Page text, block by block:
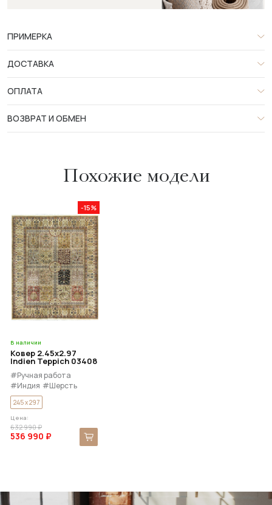
ПРИМЕРКА
ДОСТАВКА
ОПЛАТА
ВОЗВРАТ И ОБМЕН
Похожие модели
-15%
В наличии
Ковер 2.45x2.97
Indien Teppich 03408
#Ручная работа
#Индия #Шерсть
245 x 297
Цена:
632 990 ₽
536 990 ₽